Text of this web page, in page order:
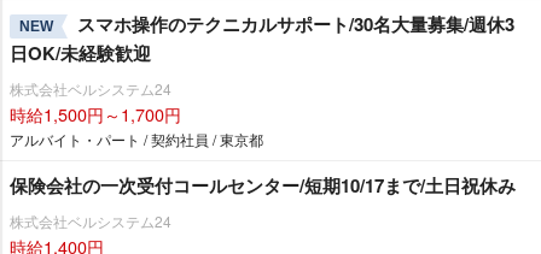
NEW
スマホ操作のテクニカルサポート/30名大量募集/週休3
日OK/未経験歓迎
株式会社ベルシステム24
時給1,500円～1,700円
アルバイト・パート / 契約社員 / 東京都
保険会社の一次受付コールセンター/短期10/17まで/土日祝休み
株式会社ベルシステム24
時給1,400円